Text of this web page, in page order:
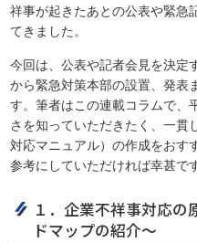
祥事が起きたあとの公表や緊急
てきました。
今回は、公表や記者会見を決定
から緊急対策本部の設置、発表
す。筆者はこの連載コラムで、
さを知っていただきたく、一
対応マニュアル）の作成をおす
参考にしていただければ幸甚で
１．企業不祥事対応の
ドマップの紹介～